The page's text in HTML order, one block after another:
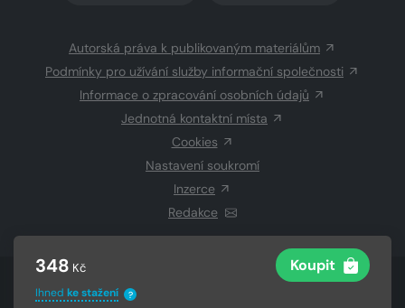
348 Kč Koupit
Ihned ke stažení ?
Autorská práva k publikovaným materiálům
Podmínky pro užívání služby informační společnosti
Informace o zpracování osobních údajů
Jednotná kontaktní místa
Cookies
Nastavení soukromí
Inzerce
Redakce
CZECH NEWS CENTER a.s.a dodavatelé